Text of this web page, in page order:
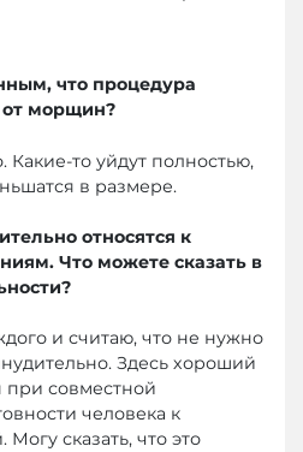
что процедура
от морщин?
то уйдут полностью,
в размере.
относятся к
Что можете сказать в
и считаю, что не нужно
Здесь хороший
при совместной
человека к
сказать, что это